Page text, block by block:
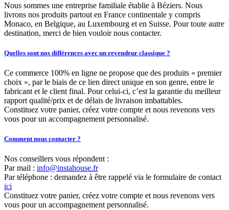
Nous sommes une entreprise familiale établie à Béziers. Nous
livrons nos produits partout en France continentale y compris
Monaco, en Belgique, au Luxembourg et en Suisse. Pour toute autre
destination, merci de bien vouloir nous contacter.
Quelles sont nos différences avec un revendeur classique ?
Ce commerce 100% en ligne ne propose que des produits « premier
choix », par le biais de ce lien direct unique en son genre, entre le
fabricant et le client final. Pour celui-ci, c’est la garantie du meilleur
rapport qualité/prix et de délais de livraison imbattables.
Constituez votre panier, créez votre compte et nous revenons vers
vous pour un accompagnement personnalisé.
Comment nous contacter ?
Nos conseillers vous répondent :
Par mail : info@instahouse.fr
Par téléphone : demandez à être rappelé via le formulaire de contact
ici
Constituez votre panier, créez votre compte et nous revenons vers
vous pour un accompagnement personnalisé.